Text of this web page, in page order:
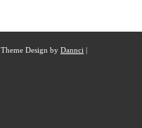
Theme Design by Dannci |